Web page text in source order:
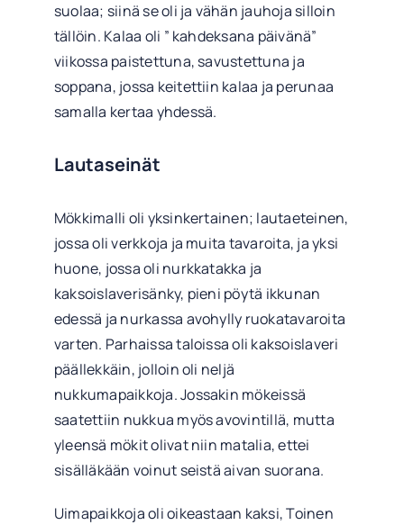
suolaa; siinä se oli ja vähän jauhoja silloin
tällöin. Kalaa oli ” kahdeksana päivänä”
viikossa paistettuna, savustettuna ja
soppana, jossa keitettiin kalaa ja perunaa
samalla kertaa yhdessä.
Lautaseinät
Mökkimalli oli yksinkertainen; lautaeteinen,
jossa oli verkkoja ja muita tavaroita, ja yksi
huone, jossa oli nurkkatakka ja
kaksoislaverisänky, pieni pöytä ikkunan
edessä ja nurkassa avohylly ruokatavaroita
varten. Parhaissa taloissa oli kaksoislaveri
päällekkäin, jolloin oli neljä
nukkumapaikkoja. Jossakin mökeissä
saatettiin nukkua myös avovintillä, mutta
yleensä mökit olivat niin matalia, ettei
sisälläkään voinut seistä aivan suorana.
Uimapaikkoja oli oikeastaan kaksi, Toinen